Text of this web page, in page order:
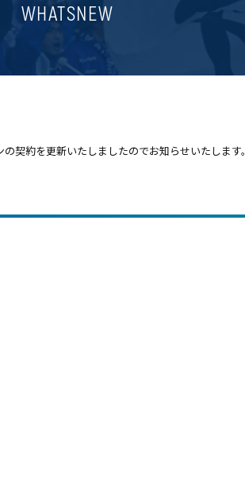
WHATSNEW
契約を更新いたしましたのでお知らせいたします